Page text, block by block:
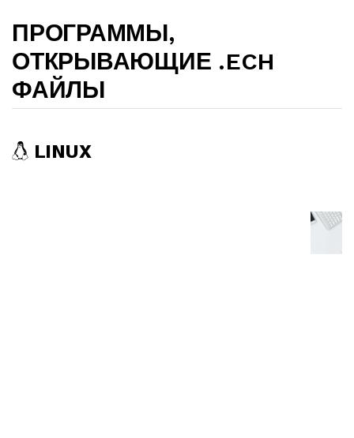
ПРОГРАММЫ,
ОТКРЫВАЮЩИЕ .ECH
ФАЙЛЫ
LINUX